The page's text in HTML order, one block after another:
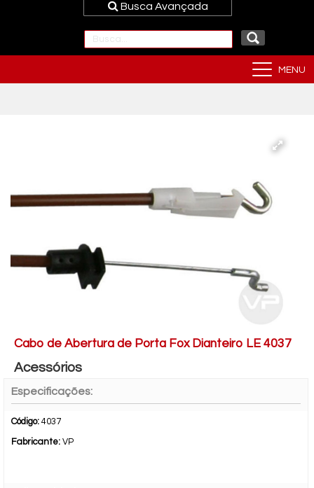
Busca Avançada
MENU
Cabo de Abertura de Porta Fox Dianteiro LE 4037
Acessórios
Especificações:
Código: 4037
Fabricante: VP